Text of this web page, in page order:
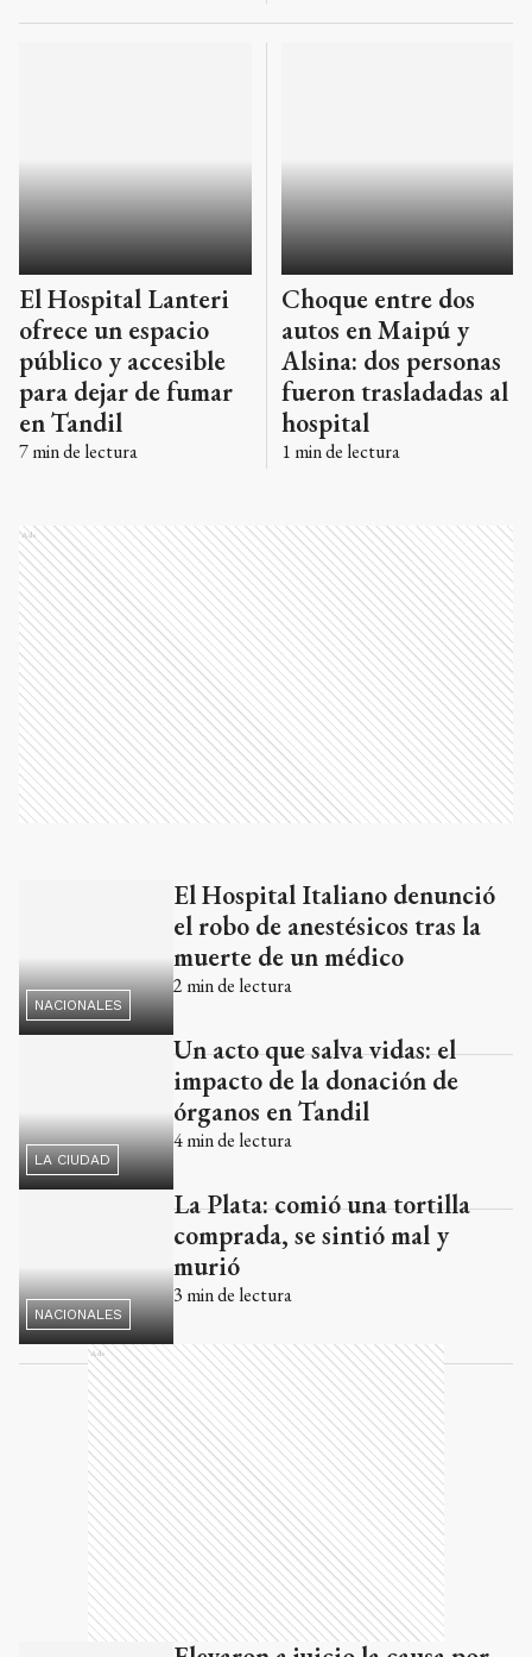
El Hospital Lanteri
ofrece un espacio
público y accesible
para dejar de fumar
en Tandil
7min de lectura
Choque entre dos
autos en Maipú y
Alsina: dos personas
fueron trasladadas al
hospital
1 min de lectura
Ads
NACIONALES
El Hospital Italiano denunció
el robo de anestésicos tras la
muerte de un médico
2 min de lectura
LA CIUDAD
Un acto que salva vidas: el
impacto de la donación de
órganos en Tandil
4min de lectura
NACIONALES
La Plata: comió una tortilla
comprada, se sintió mal y
murió
3 min de lectura
Ads